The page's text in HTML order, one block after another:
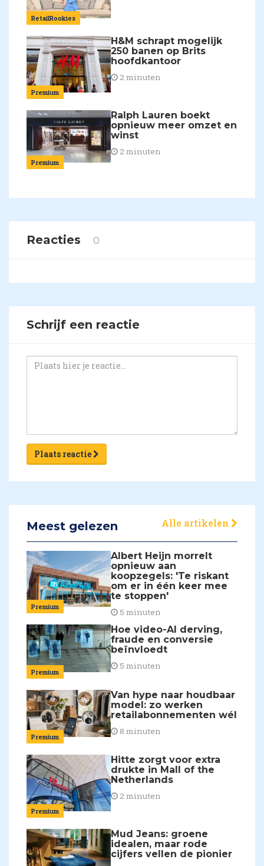
RetailRookies
Premium
H&M schrapt mogelijk
250 banen op Brits
hoofdkantoor
2 minuten
Premium
Ralph Lauren boekt
opnieuw meer omzet en
winst
2 minuten
Reacties 0
Schrijf een reactie
Plaats reactie
Meest gelezen Alle artikelen
Premium
Albert Heijn morrelt
opnieuw aan
koopzegels: 'Te riskant
om er in één keer mee
te stoppen'
5 minuten
Premium
Hoe video-AI derving,
fraude en conversie
beïnvloedt
5 minuten
Premium
Van hype naar houdbaar
model: zo werken
retailabonnementen wél
8 minuten
Premium
Hitte zorgt voor extra
drukte in Mall of the
Netherlands
2 minuten
Mud Jeans: groene
idealen, maar rode
cijfers vellen de pionier